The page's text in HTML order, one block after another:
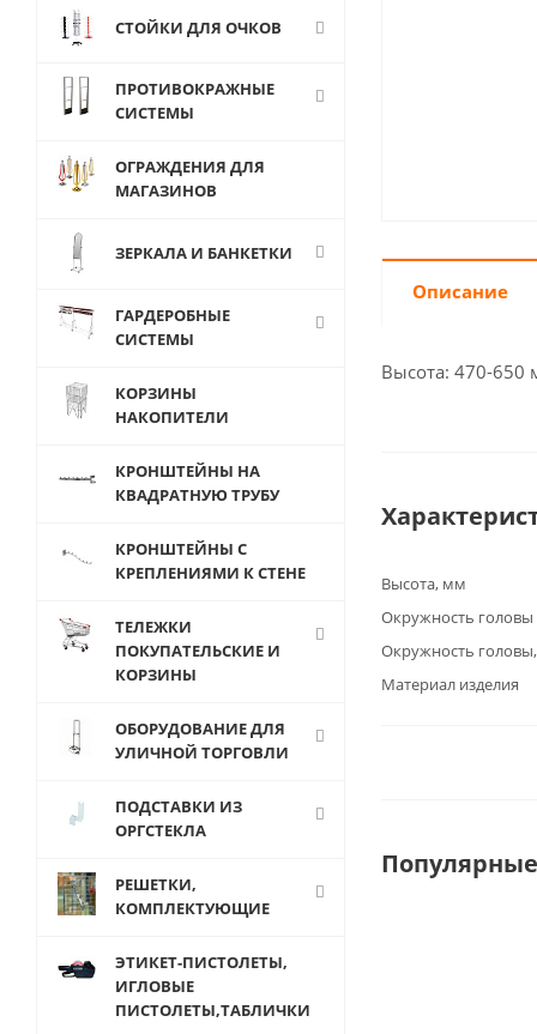
Описание
Высота: 470-650
Высота, мм
Окружность головы
Окружность
Материал изделия
СТОЙКИ ДЛЯ ОЧКОВ
ПРОТИВОКРАЖНЫЕ
СИСТЕМЫ
ОГРАЖДЕНИЯ ДЛЯ
МАГАЗИНОВ
ЗЕРКАЛА И БАНКЕТКИ
ГАРДЕРОБНЫЕ
СИСТЕМЫ
КОРЗИНЫ
НАКОПИТЕЛИ
КРОНШТЕЙНЫ НА
КВАДРАТНУЮ ТРУБУ
КРОНШТЕЙНЫ С
КРЕПЛЕНИЯМИ К СТЕНЕ
ТЕЛЕЖКИ
ПОКУПАТЕЛЬСКИЕ И
КОРЗИНЫ
ОБОРУДОВАНИЕ ДЛЯ
УЛИЧНОЙ ТОРГОВЛИ
ПОДСТАВКИ ИЗ
ОРГСТЕКЛА
РЕШЕТКИ,
КОМПЛЕКТУЮЩИЕ
ЭТИКЕТ-ПИСТОЛЕТЫ,
ИГЛОВЫЕ
ПИСТОЛЕТЫ,ТАБЛИЧКИ